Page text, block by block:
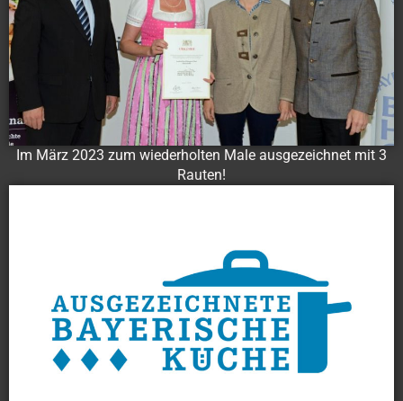
Im März 2023 zum wiederholten Male ausgezeichnet mit 3
Rauten!